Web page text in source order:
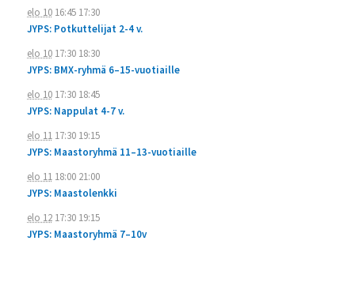
elo 1016:45 17:30
JYPS: Potkuttelijat 2-4 v.
elo 1017:30 18:30
JYPS: BMX-ryhmä 6–15-vuotiaille
elo 1017:30 18:45
JYPS: Nappulat 4-7 v.
elo 1117:30 19:15
JYPS: Maastoryhmä 11–13-vuotiaille
elo 1118:00 21:00
JYPS: Maastolenkki
elo 1217:30 19:15
JYPS: Maastoryhmä 7–10v